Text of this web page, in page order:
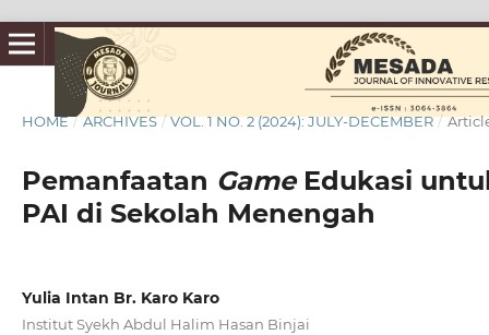
HOME / ARCHIVES / VOL. 1 NO. 2 (2024): JULY-DECEMBER /
Pemanfaatan Game Edukasi
PAI di Sekolah Menengah
Yulia Intan Br. Karo Karo
Institut Syekh Abdul Halim Hasan Binjai